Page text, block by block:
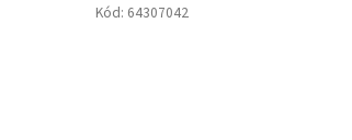
Kód: 64307042